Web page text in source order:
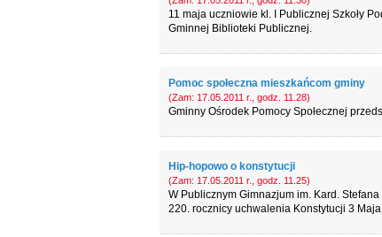
11 maja uczniowie kl. I Publicznej Szkoły
Gminnej Biblioteki Publicznej.
Pomoc społeczna mieszkańcom gminy
(Zam: 17.05.2011 r., godz. 11.28)
Gminny Ośrodek Pomocy Społecznej
Hip-hopowo o konstytucji
(Zam: 17.05.2011 r., godz. 11.25)
W Publicznym Gimnazjum im. Kard.
220. rocznicy uchwalenia Konstytucji 3